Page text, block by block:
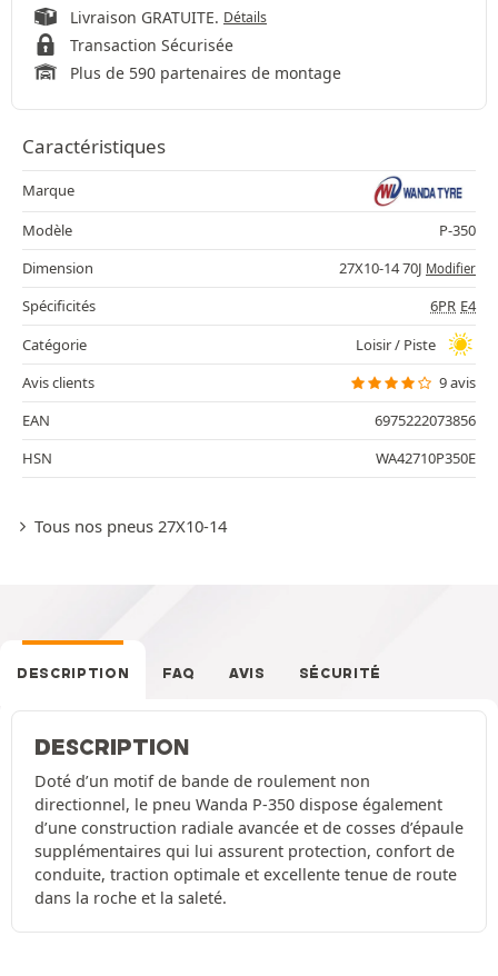
Livraison GRATUITE. Détails
Transaction Sécurisée
Plus de 590 partenaires de montage
Caractéristiques
Marque
Modèle
P-350
Dimension
27X10-14 70J Modifier
Spécificités 6PR E4
Catégorie
Loisir / Piste
Avis clients
9 avis
EAN
6975222073856
HSN
WA42710P350E
Tous nos pneus 27X10-14
DESCRIPTION FAQ AVIS SÉCURITÉ
DESCRIPTION
Doté d’un motif de bande de roulement non
directionnel, le pneu Wanda P-350 dispose également
d’une construction radiale avancée et de cosses d’épaule
supplémentaires qui lui assurent protection, confort de
conduite, traction optimale et excellente tenue de route
dans la roche et la saleté.